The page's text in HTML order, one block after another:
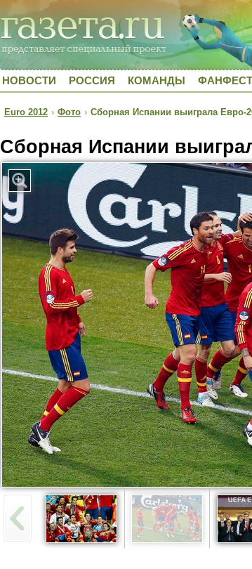
НОВОСТИ РОССИЯ КОМАНДЫ ФАНФЕСТ
Euro 2012 › Фото › Сборная Испании выиграла Евро-
Сборная Испании